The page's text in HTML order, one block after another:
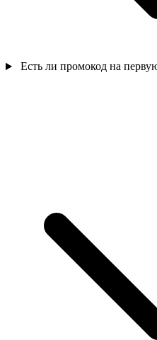
Есть ли промокод на